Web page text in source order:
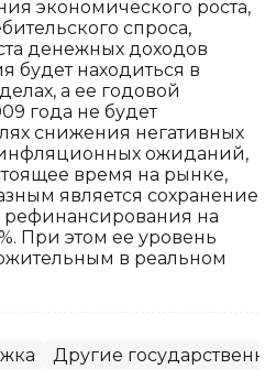
экономического роста,
спроса,
денежных доходов
будет находиться в
а ее годовой
года не будет
снижения негативных
ожиданий,
время на рынке,
является сохранение
на
При этом ее уровень
в реальном
Другие